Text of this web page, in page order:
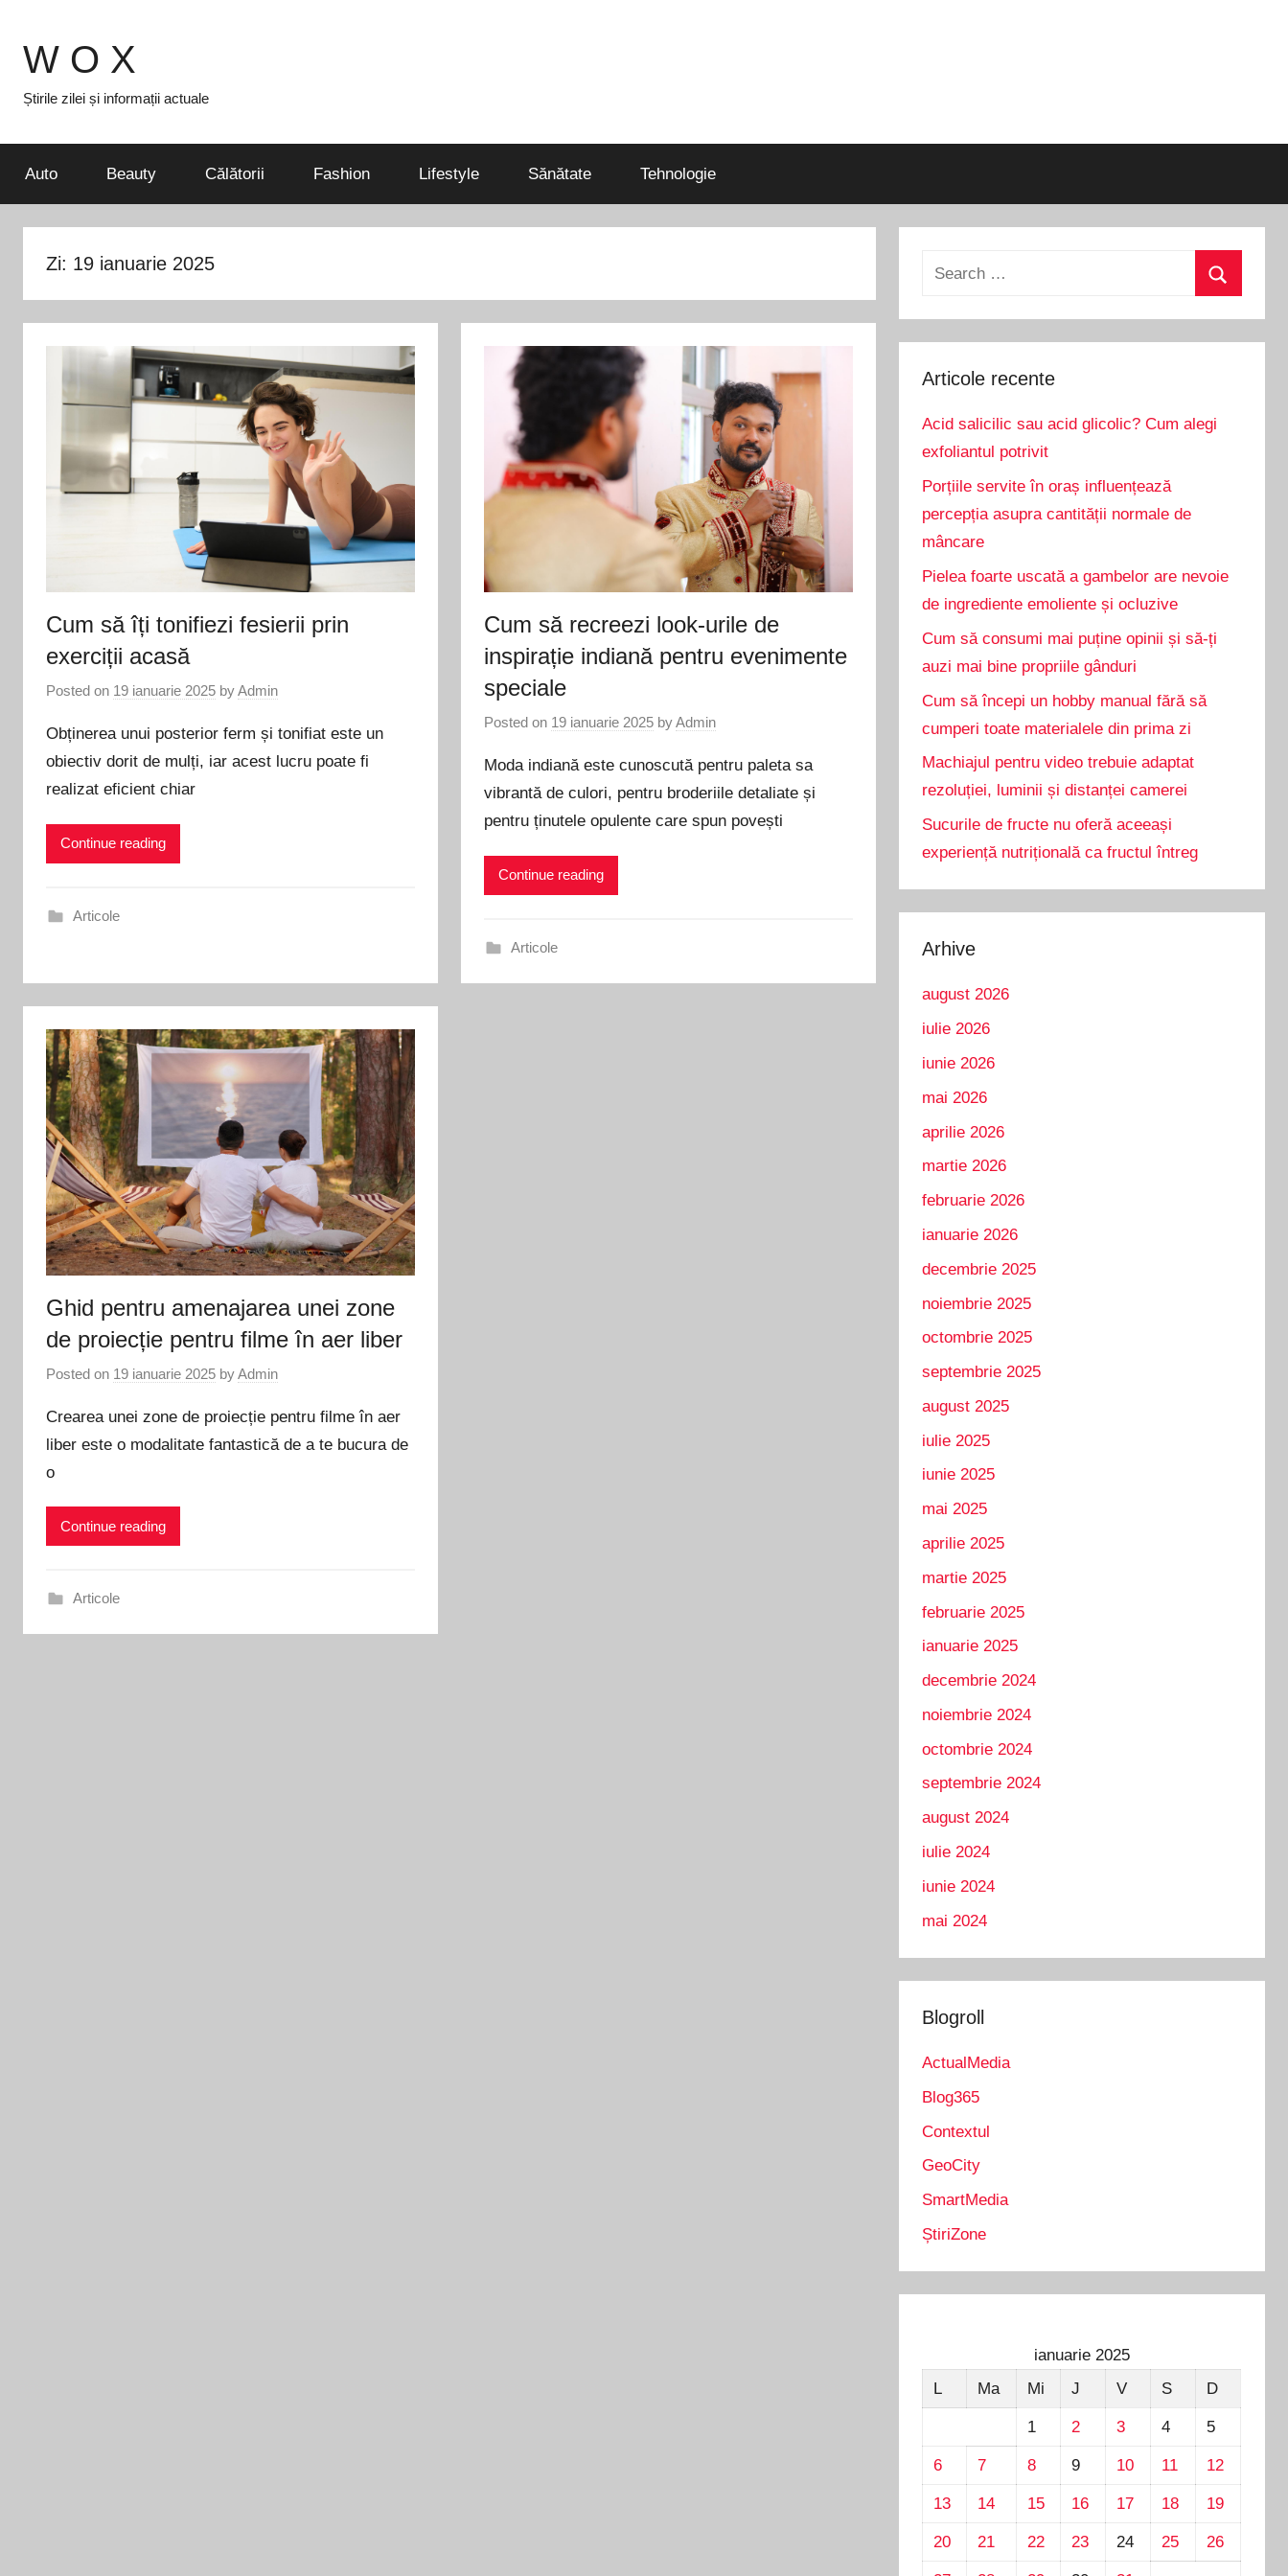
content
W O X
Știrile zilei și informații actuale
Auto Beauty Călătorii Fashion Lifestyle Sănătate Tehnologie
Zi: 19 ianuarie 2025
Cum să îți tonifiezi fesierii prin
exerciții acasă
Posted on 19 ianuarie 2025 byAdmin
Obținerea unui posterior ferm și tonifiat este un
obiectiv dorit de mulți, iar acest lucru poate fi
realizat eficient chiar
Continue reading
Articole
Cum să recreezi look-urile de
inspirație indiană pentru evenimente
speciale
Posted on 19 ianuarie 2025 byAdmin
Moda indiană este cunoscută pentru paleta sa
vibrantă de culori, pentru broderiile detaliate și
pentru ținutele opulente care spun povești
Continue reading
Articole
Ghid pentru amenajarea unei zone
de proiecție pentru filme în aer liber
Posted on 19 ianuarie 2025 byAdmin
Crearea unei zone de proiecție pentru filme în aer
liber este o modalitate fantastică de a te bucura de
o
Continue reading
Articole
Search
Articole recente
Acid salicilic sau acid glicolic? Cum alegi
exfoliantul potrivit
Porțiile servite în oraș influențează
percepția asupra cantității normale de
mâncare
Pielea foarte uscată a gambelor are nevoie
de ingrediente emoliente și ocluzive
Cum să consumi mai puține opinii și să-ți
auzi mai bine propriile gânduri
Cum să începi un hobby manual fără să
cumperi toate materialele din prima zi
Machiajul pentru video trebuie adaptat
rezoluției, luminii și distanței camerei
Sucurile de fructe nu oferă aceeași
experiență nutrițională ca fructul întreg
Arhive
august 2026
iulie 2026
iunie 2026
mai 2026
aprilie 2026
martie 2026
februarie 2026
ianuarie 2026
decembrie 2025
noiembrie 2025
octombrie 2025
septembrie 2025
august 2025
iulie 2025
iunie 2025
mai 2025
aprilie 2025
martie 2025
februarie 2025
ianuarie 2025
decembrie 2024
noiembrie 2024
octombrie 2024
septembrie 2024
august 2024
iulie 2024
iunie 2024
mai 2024
Blogroll
ActualMedia
Blog365
Contextul
GeoCity
SmartMedia
ȘtiriZone
ianuarie 2025
L
Ma Mi J V S D
1 2 3 4 5
6 7 8 9 10 11 12
13 14 15 16 17 18 19
20 21 22 23 24 25 26